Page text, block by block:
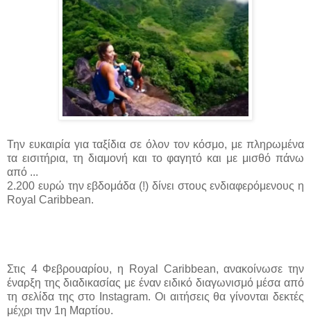
Την ευκαιρία για ταξίδια σε όλον τον κόσμο, με πληρωμένα
τα εισιτήρια, τη διαμονή και το φαγητό και με μισθό πάνω
από ...
2.200 ευρώ την εβδομάδα (!) δίνει στους ενδιαφερόμενους η
Royal Caribbean.
Στις 4 Φεβρουαρίου, η Royal Caribbean, ανακοίνωσε την
έναρξη της διαδικασίας με έναν ειδικό διαγωνισμό μέσα από
τη σελίδα της στο Instagram. Οι αιτήσεις θα γίνονται δεκτές
μέχρι την 1η Μαρτίου.